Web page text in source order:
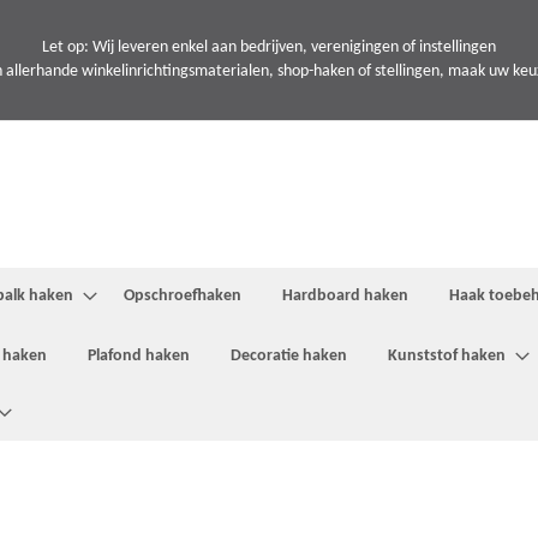
Let op: Wij leveren enkel aan bedrijven, verenigingen of instellingen
allerhande winkelinrichtingsmaterialen, shop-haken of stellingen, maak uw
haken Opschroefhaken Hardboard haken Haak
haken Plafond haken Decoratie haken Kunststof haken